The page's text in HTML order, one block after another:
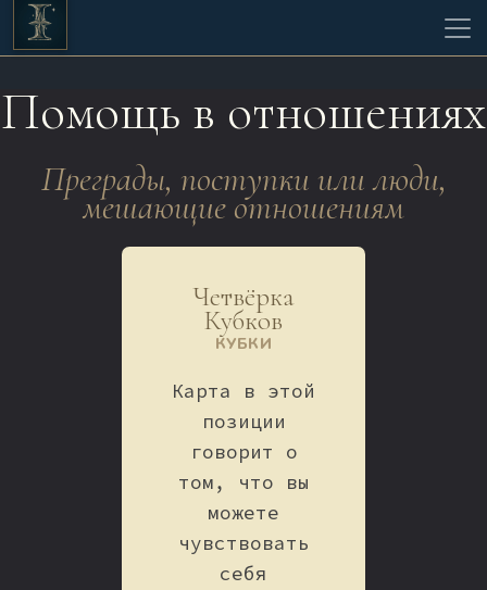
Помощь в отношениях
Преграды, поступки или люди,
мешающие отношениям
Четвёрка
Кубков
КУБКИ
Карта в этой
позиции
говорит о
том, что вы
можете
чувствовать
себя